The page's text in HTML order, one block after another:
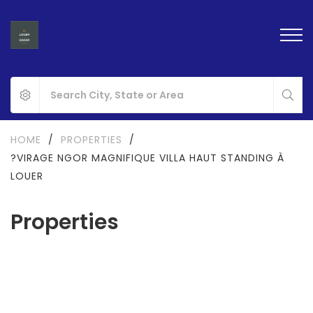
Properties
HOME / PROPERTIES
/
?VIRAGE NGOR MAGNIFIQUE VILLA HAUT STANDING À
LOUER